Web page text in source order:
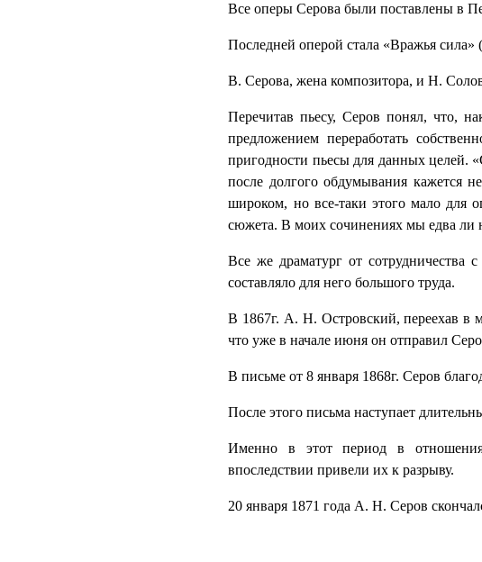
Все оперы Серова были поставлены в
Последней оперой стала «Вражья сила»
В. Серова, жена композитора, и Н.
Перечитав пьесу, Серов понял, что,
предложением переработать
пригодности пьесы для данных целей.
после долгого обдумывания кажется
широком, но все-таки этого мало для
сюжета. В моих сочинениях мы едва ли
Все же драматург от сотрудничества
составляло для него большого труда.
В 1867г. А. Н. Островский, переехав в
что уже в начале июня он отправил
В письме от 8 января 1868г. Серов
После этого письма наступает
Именно в этот период в
впоследствии привели их к разрыву.
20 января 1871 года А. Н. Серов